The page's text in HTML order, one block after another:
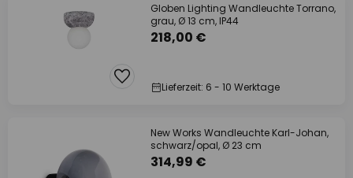
Globen Lighting Wandleuchte Torrano,
grau, Ø 13 cm, IP44
218,00 €
Lieferzeit: 6 - 10 Werktage
New Works Wandleuchte Karl-Johan,
schwarz/opal, Ø 23 cm
314,99 €